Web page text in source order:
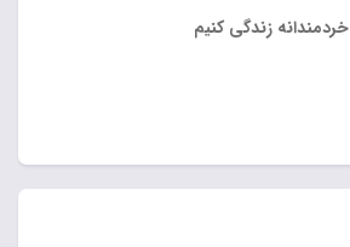
خردمندانه زندگی کنیم